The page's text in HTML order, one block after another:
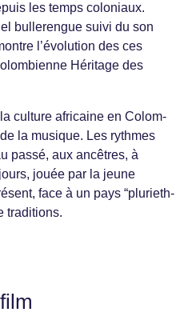
les temps colo­ni­aux.
bullerengue suivi du son
l’évolution des ces
Héritage des
cul­ture africaine en Colom­
la musique. Les rythmes
passé, aux ancêtres, à
jouée par la jeune
face à un pays “pluri­eth­
traditions.